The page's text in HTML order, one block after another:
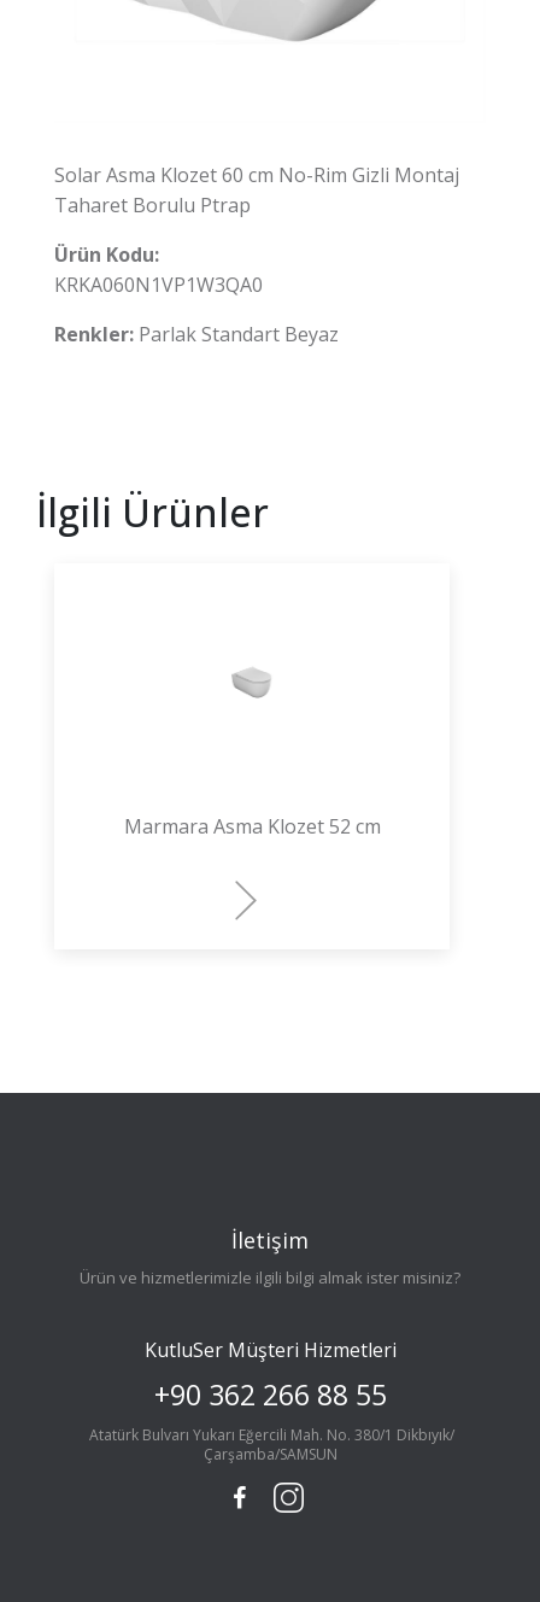
Solar Asma Klozet 60 cm No-Rim Gizli Montaj
Taharet Borulu Ptrap
Ürün Kodu:
KRKA060N1VP1W3QA0
Renkler: Parlak Standart Beyaz
İlgili Ürünler
Marmara Asma Klozet 52 cm
İletişim
Ürün ve hizmetlerimizle ilgili bilgi almak ister misiniz?
KutluSer Müşteri Hizmetleri
+90 362 266 88 55
Atatürk Bulvarı Yukarı Eğercili Mah. No. 380/1 Dikbıyık/
Çarşamba/SAMSUN